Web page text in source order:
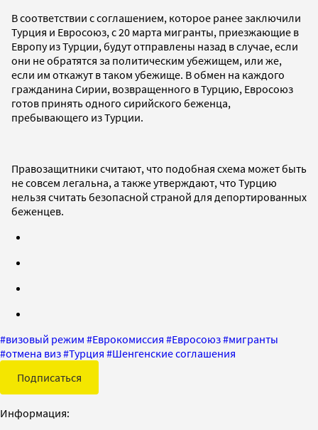
В соответствии с соглашением, которое ранее заключили
Турция и Евросоюз, с 20 марта мигранты, приезжающие в
Европу из Турции, будут отправлены назад в случае, если
они не обратятся за политическим убежищем, или же,
если им откажут в таком убежище. В обмен на каждого
гражданина Сирии, возвращенного в Турцию, Евросоюз
готов принять одного сирийского беженца,
пребывающего из Турции.
Правозащитники считают, что подобная схема может быть
не совсем легальна, а также утверждают, что Турцию
нельзя считать безопасной страной для депортированных
беженцев.
#визовый режим #Еврокомиссия #Евросоюз#мигранты
#отмена виз#Турция #Шенгенские соглашения
Подписаться
Информация: